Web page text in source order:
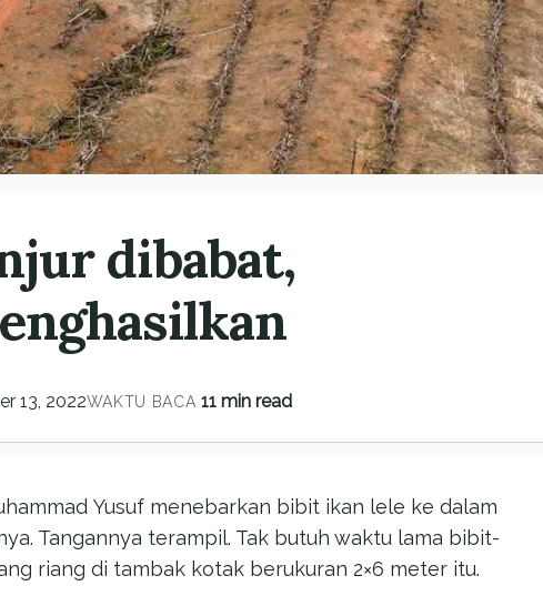
dibabat,
13, 2022WAKTU BACA 11 min read
Yusuf menebarkan bibit ikan lele ke dalam
Tangannya terampil. Tak butuh waktu lama bibit-
riang di tambak kotak berukuran 2×6 meter itu.